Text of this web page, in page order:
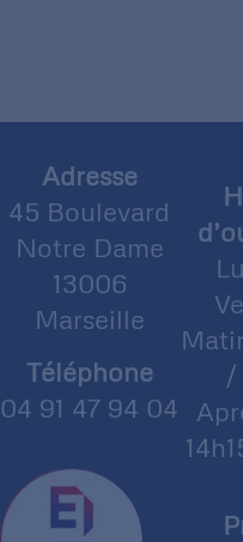
Adresse
45 Boulevard
Notre Dame
13006
Marseille
Téléphone
04 91 47 94 04
/